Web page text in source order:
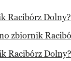
Racibórz Dolny?
zbiornik
Racibórz Dolny?